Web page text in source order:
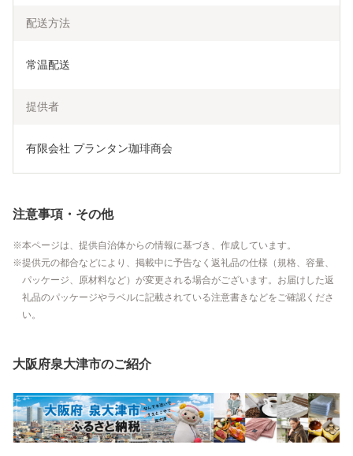
配送方法
常温配送
提供者
有限会社 プランタン珈琲商会
注意事項・その他
本ページは、提供自治体からの情報に基づき、作成しています。
提供元の都合などにより、掲載中に予告なく返礼品の仕様（規格、容量、
パッケージ、原材料など）が変更される場合がございます。お届けした返
礼品のパッケージやラベルに記載されている注意書きなどをご確認くださ
い。
大阪府泉大津市のご紹介